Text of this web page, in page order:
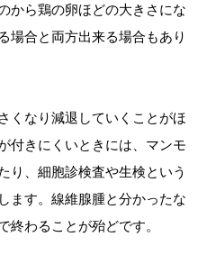
から鶏の卵ほどの大きさにな
場合と両方出来る場合もあり
くなり減退していくことがほ
付きにくいときには、マンモ
り、細胞診検査や生検という
ます。線維腺腫と分かったな
終わることが殆どです。